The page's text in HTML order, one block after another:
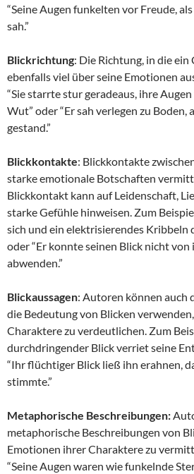
“Seine Augen funkelten vor Freude,
sah.”
Blickrichtung: Die Richtung, in die
ebenfalls viel über seine Emotionen
“Sie starrte stur geradeaus, ihre
Wut” oder “Er sah verlegen zu Boden,
gestand.”
Blickkontakte: Blickkontakte
starke emotionale Botschaften
Blickkontakt kann auf Leidenschaft,
starke Gefühle hinweisen. Zum
sich und ein elektrisierendes Kribbeln
oder “Er konnte seinen Blick nicht
abwenden.”
Blickaussagen: Autoren können auch
die Bedeutung von Blicken
Charaktere zu verdeutlichen. Zum
durchdringender Blick verriet seine
“Ihr flüchtiger Blick ließ ihn erahnen,
stimmte.”
Metaphorische Beschreibungen:
metaphorische Beschreibungen von
Emotionen ihrer Charaktere zu
“Seine Augen waren wie funkelnde